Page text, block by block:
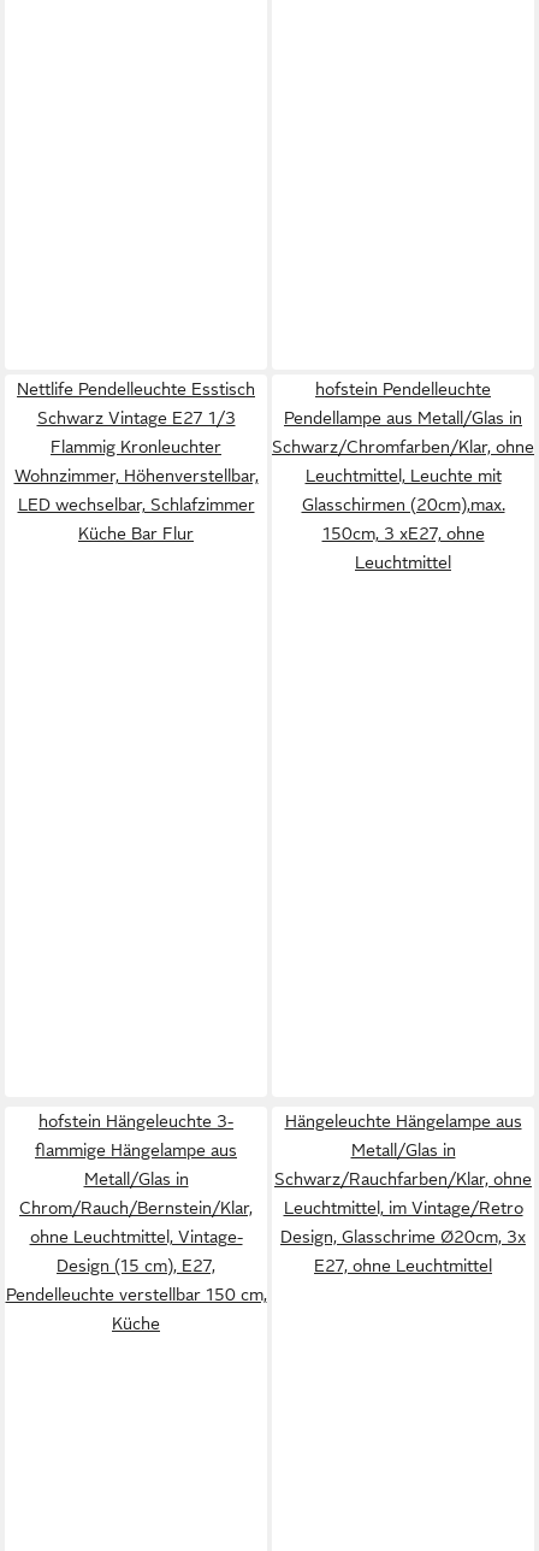
Nettlife Pendelleuchte Esstisch
Schwarz Vintage E27 1/3
Flammig Kronleuchter
Wohnzimmer, Höhenverstellbar,
LED wechselbar, Schlafzimmer
Küche Bar Flur
hofstein Pendelleuchte
Pendellampe aus Metall/Glas in
Schwarz/Chromfarben/Klar, ohne
Leuchtmittel, Leuchte mit
Glasschirmen (20cm),max.
150cm, 3 xE27, ohne
Leuchtmittel
hofstein Hängeleuchte 3-
flammige Hängelampe aus
Metall/Glas in
Chrom/Rauch/Bernstein/Klar,
ohne Leuchtmittel, Vintage-
Design (15 cm), E27,
Pendelleuchte verstellbar 150 cm,
Küche
Hängeleuchte Hängelampe aus
Metall/Glas in
Schwarz/Rauchfarben/Klar, ohne
Leuchtmittel, im Vintage/Retro
Design, Glasschrime Ø20cm, 3x
E27, ohne Leuchtmittel